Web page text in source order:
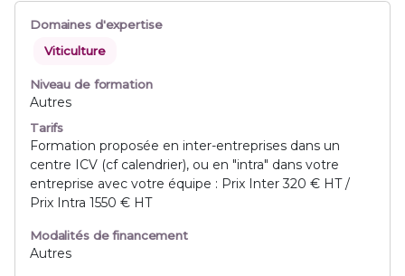
Domaines d'expertise
Viticulture
Niveau de formation
Autres
Tarifs
Formation proposée en inter-entreprises dans un
centre ICV (cf calendrier), ou en "intra" dans votre
entreprise avec votre équipe : Prix Inter 320 € HT /
Prix Intra 1550 € HT
Modalités de financement
Autres